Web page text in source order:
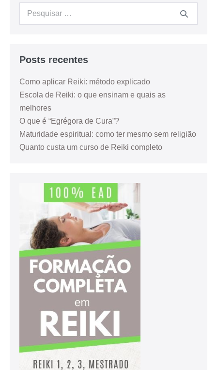
Posts recentes
Como aplicar Reiki: método explicado
Escola de Reiki: o que ensinam e quais as
melhores
O que é “Egrégora de Cura”?
Maturidade espiritual: como ter mesmo sem religião
Quanto custa um curso de Reiki completo